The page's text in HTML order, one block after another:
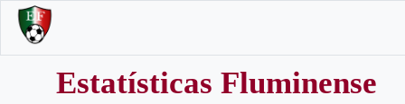
Estatísticas Fluminense